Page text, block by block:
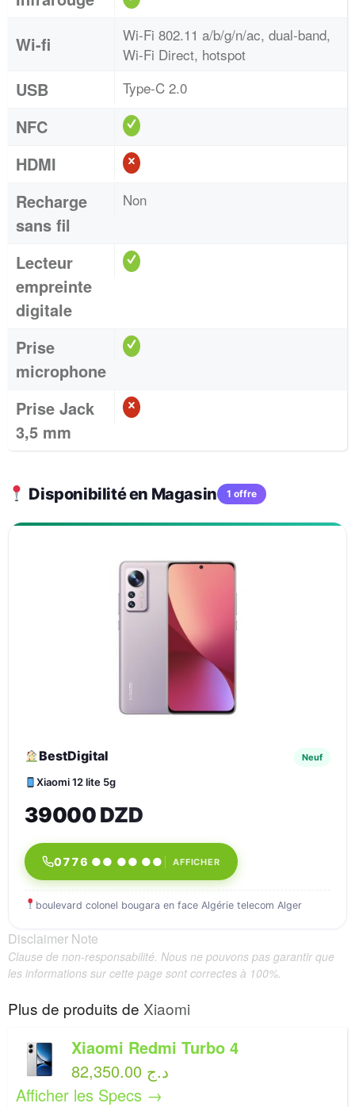
Wi-fi
Wi-Fi 802.11 a/b/g/n/ac, dual-band,
Wi-Fi Direct, hotspot
USB Type-C 2.0
NFC
HDMI
Recharge
sans fil
Non
Lecteur
empreinte
digitale
Prise
microphone
Prise Jack
3,5 mm
Disponibilité en Magasin 1 offre
BestDigital Neuf
Xiaomi 12 lite 5g
39000 DZD
0776 ●● ●● ●● AFFICHER
boulevard colonel bougara en face Algérie telecom Alger
Disclaimer Note
Clause de non-responsabilité. Nous ne pouvons pas garantir que
les informations sur cette page sont correctes à 100%.
Plus de produits de Xiaomi
Xiaomi Redmi Turbo 4
82,350.00 د.ج
Afficher les Specs →